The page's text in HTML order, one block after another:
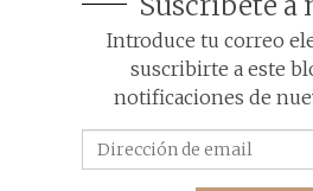
Introduce tu correo
suscribirte a este
notificaciones de
de